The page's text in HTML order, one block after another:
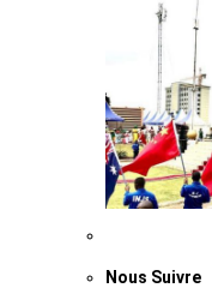
Nous Suivre